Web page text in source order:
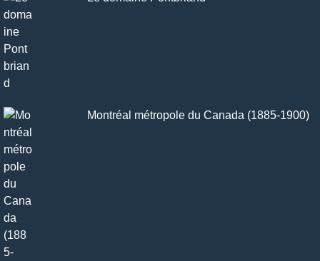
Montréal métropole du Canada (1885-1900)